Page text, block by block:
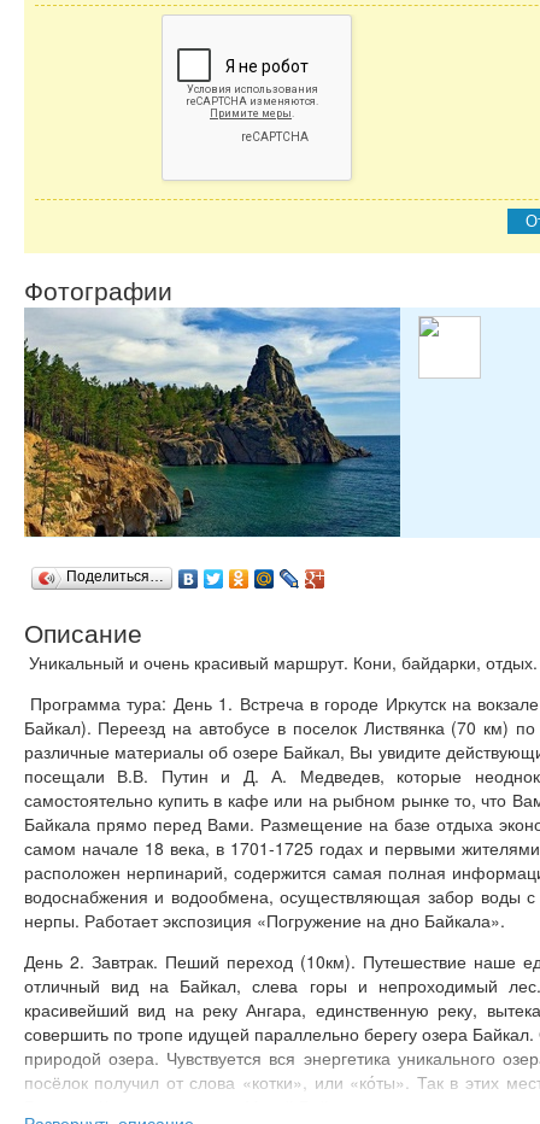
Фотографии
Поделиться…
Описание
Уникальный и очень красивый маршрут. Кони, байдарки,
Программа тура: День 1. Встреча в городе Иркутск на
Байкал). Переезд на автобусе в поселок Листвянка (70 км)
различные материалы об озере Байкал, Вы увидите
посещали В.В. Путин и Д. А. Медведев, которые
самостоятельно купить в кафе или на рыбном рынке то, что
Байкала прямо перед Вами. Размещение на базе отдыха
самом начале 18 века, в 1701-1725 годах и первыми
расположен нерпинарий, содержится самая полная
водоснабжения и водообмена, осуществляющая забор воды
нерпы. Работает экспозиция «Погружение на дно Байкала».
День 2. Завтрак. Пеший переход (10км). Путешествие наше
отличный вид на Байкал, слева горы и непроходимый
красивейший вид на реку Ангара, единственную реку,
совершить по тропе идущей параллельно берегу озера
природой озера. Чувствуется вся энергетика уникального
посёлок получил от слова «котки», или «ко́ты». Так в этих